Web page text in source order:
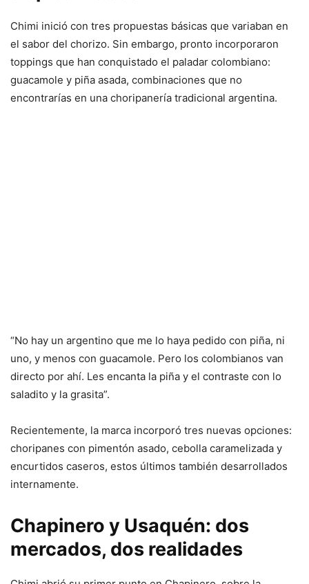
Chimi inició con tres propuestas básicas que variaban en
el sabor del chorizo. Sin embargo, pronto incorporaron
toppings que han conquistado el paladar colombiano:
guacamole y piña asada, combinaciones que no
encontrarías en una choripanería tradicional argentina.
“No hay un argentino que me lo haya pedido con piña, ni
uno, y menos con guacamole. Pero los colombianos van
directo por ahí. Les encanta la piña y el contraste con lo
saladito y la grasita”.
Recientemente, la marca incorporó tres nuevas opciones:
choripanes con pimentón asado, cebolla caramelizada y
encurtidos caseros, estos últimos también desarrollados
internamente.
Chapinero y Usaquén: dos
mercados, dos realidades